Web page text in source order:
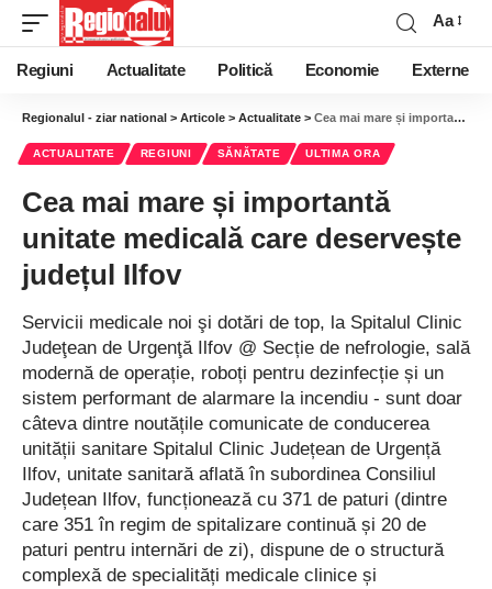
Aa
Regiuni Actualitate Politică Economie Externe
Regionalul - ziar national > Articole > Actualitate > Cea mai mare și importantă unitate medicală care deservește județul Ilfov
ACTUALITATE REGIUNI SĂNĂTATE ULTIMA ORA
Cea mai mare și importantă
unitate medicală care deservește
județul Ilfov
Servicii medicale noi şi dotări de top, la Spitalul Clinic
Judeţean de Urgenţă Ilfov @ Secție de nefrologie, sală
modernă de operație, roboți pentru dezinfecție și un
sistem performant de alarmare la incendiu - sunt doar
câteva dintre noutățile comunicate de conducerea
unității sanitare Spitalul Clinic Județean de Urgență
Ilfov, unitate sanitară aflată în subordinea Consiliul
Județean Ilfov, funcționează cu 371 de paturi (dintre
care 351 în regim de spitalizare continuă și 20 de
paturi pentru internări de zi), dispune de o structură
complexă de specialități medicale clinice și